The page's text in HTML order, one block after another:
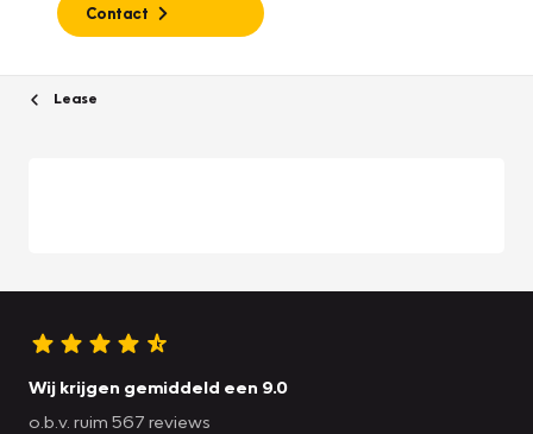
Contact
Lease
Wij krijgen gemiddeld een 9.0
o.b.v. ruim 567 reviews